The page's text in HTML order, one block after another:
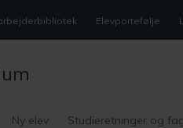
Elevportefølje
Ny elev Studieretninger og